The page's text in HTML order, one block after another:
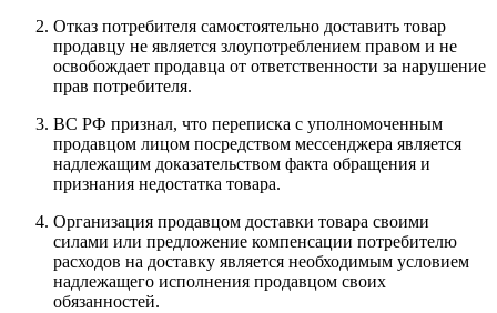
Отказ потребителя самостоятельно доставить товар
продавцу не является злоупотреблением правом и не
освобождает продавца от ответственности за нарушение
прав потребителя.
ВС РФ признал, что переписка с уполномоченным
продавцом лицом посредством мессенджера является
надлежащим доказательством факта обращения и
признания недостатка товара.
Организация продавцом доставки товара своими
силами или предложение компенсации потребителю
расходов на доставку является необходимым условием
надлежащего исполнения продавцом своих
обязанностей.